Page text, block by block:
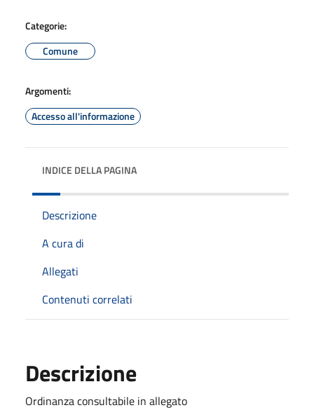
Categorie:
Comune
Argomenti:
Accesso all'informazione
INDICE DELLA PAGINA
Descrizione
A cura di
Allegati
Contenuti correlati
Descrizione
Ordinanza consultabile in allegato